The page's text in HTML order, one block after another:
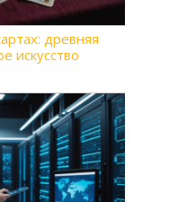
древняя
искусство